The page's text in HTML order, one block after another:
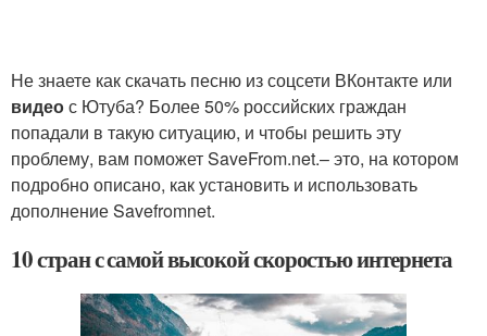
Не знаете как скачать песню из соцсети ВКонтакте или
видеос Ютуба? Более 50% российских граждан
попадали в такую ситуацию, и чтобы решить эту
проблему, вам поможет SaveFrom.net.– это, на котором
подробно описано, как установить и использовать
дополнение Savefromnet.
10 стран с самой высокой скоростью интернета